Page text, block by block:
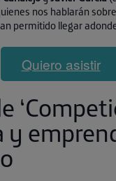
nos hablarán
permitido llegar
Quiero asistir